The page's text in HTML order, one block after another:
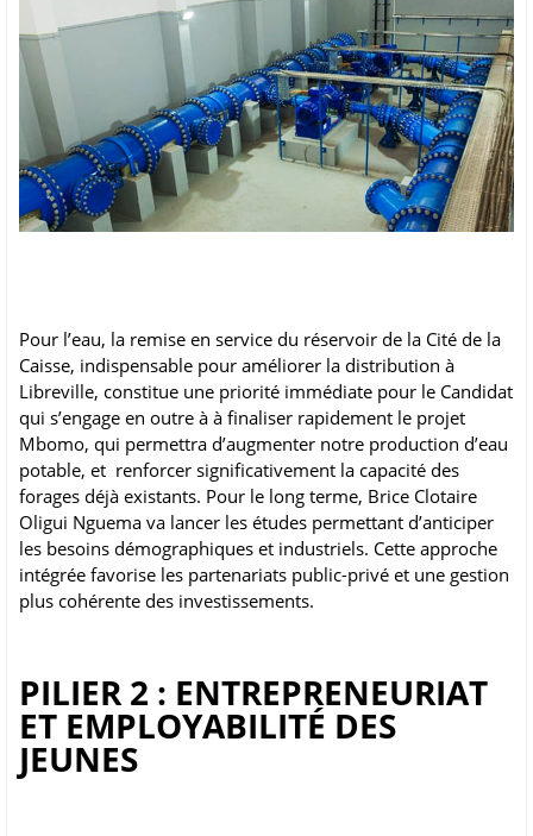
Pour l’eau, la remise en service du réservoir de la Cité de la
Caisse, indispensable pour améliorer la distribution à
Libreville, constitue une priorité immédiate pour le Candidat
qui s’engage en outre à à finaliser rapidement le projet
Mbomo, qui permettra d’augmenter notre production d’eau
potable, et renforcer significativement la capacité des
forages déjà existants. Pour le long terme, Brice Clotaire
Oligui Nguema va lancer les études permettant d’anticiper
les besoins démographiques et industriels. Cette approche
intégrée favorise les partenariats public-privé et une gestion
plus cohérente des investissements.
PILIER 2 : ENTREPRENEURIAT
ET EMPLOYABILITÉ DES
JEUNES